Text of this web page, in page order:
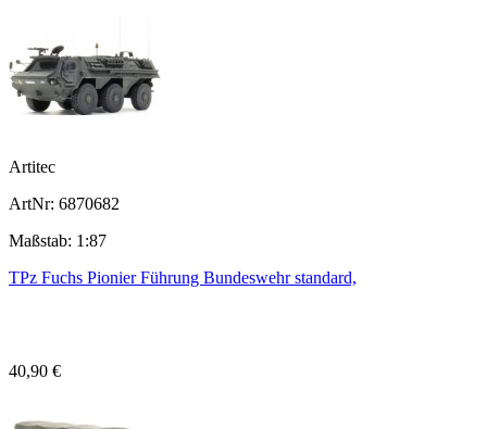
Artitec
ArtNr: 6870682
Maßstab: 1:87
TPz Fuchs Pionier Führung Bundeswehr standard,
40,90 €